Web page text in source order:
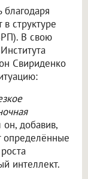
структуре
В свою
Свириденко
он, добавив,
определённые
интеллект.